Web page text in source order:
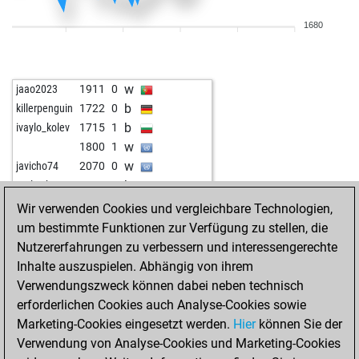
w
early abort 2442 0 w
christianlandau 2000 1 b
christianlandau 2026 1 w
christianlandau 2055 1 b
christianlandau 2067 r w
early abort 2350 0 w
early abort 2351 0 w
early abort 2352 0 w
annette66 2076 1 b
berni23 1793 1 w
berni23 1816 1 b
early abort 2278 0 b
the fox 63 1443 1 b
gerberelli 1454 1 w
1680
jaao2023 1911 0 w
killerpenguin 1722 0 b
ivaylo_kolev 1715 1 b
1800 1 w
javicho74 2070 0 w
early abort 2542 0 b
slobidobi 1773 1 w
slobidobi 1747 0 b
slobidobi 1737 r w
slobidobi 1744 1 b
taugenichts 1732 0 w
1792 1 b
1801 1 w
1842 0 b
Wir verwenden Cookies und vergleichbare Technologien,
um bestimmte Funktionen zur Verfügung zu stellen, die
Nutzererfahrungen zu verbessern und interessengerechte
Inhalte auszuspielen. Abhängig von ihrem
Verwendungszweck können dabei neben technisch
erforderlichen Cookies auch Analyse-Cookies sowie
Marketing-Cookies eingesetzt werden. Hierkönnen Sie der
Verwendung von Analyse-Cookies und Marketing-Cookies